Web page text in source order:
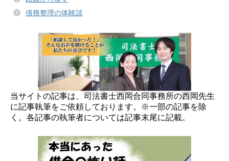
債務整理の体験談
当サイトの記事は、司法書士西岡合同事務所の西岡先生
に記事執筆をご依頼しております。※一部の記事を除
く。各記事の執筆者については記事末尾に記載。